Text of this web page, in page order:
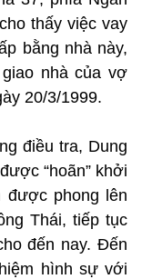
thấy việc vay
bằng nhà này,
nhà của vợ
20/3/1999.
điều tra, Dung
“hoãn” khởi
được phong lên
Thái, tiếp tục
đến nay. Đến
hình sự với